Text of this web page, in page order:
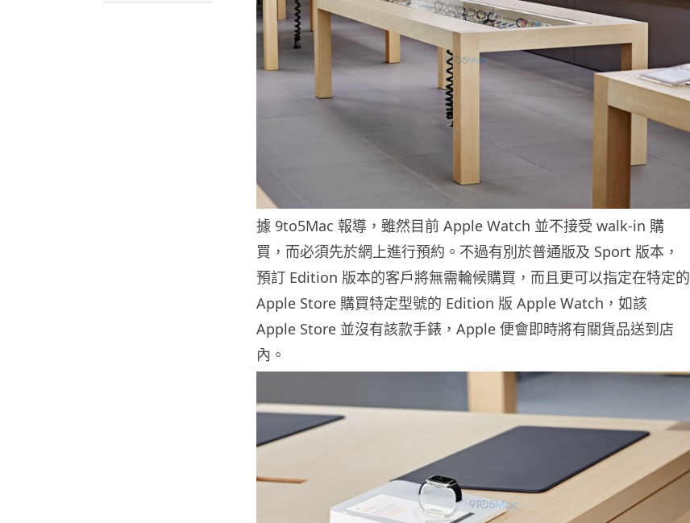
據 9to5Mac 報導，雖然目前 Apple Watch 並不接受 walk-in 購
買，而必須先於網上進行預約。不過有別於普通版及 Sport 版本，
預訂 Edition 版本的客戶將無需輪候購買，而且更可以指定在特定的
Apple Store 購買特定型號的 Edition 版 Apple Watch，如該
Apple Store 並沒有該款手錶，Apple 便會即時將有關貨品送到店
內。